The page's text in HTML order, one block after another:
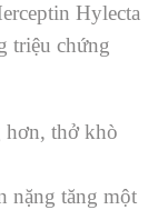
Hylecta
triệu chứng
hơn, thở khò
nặng tăng một